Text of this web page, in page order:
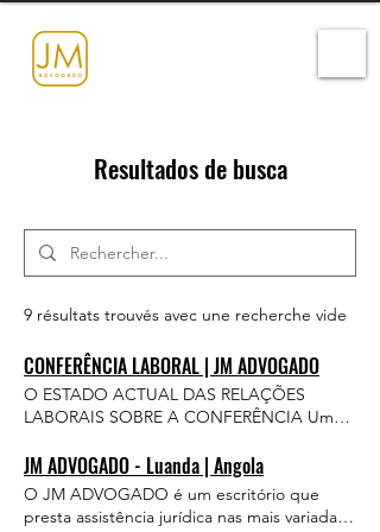
Resultados de busca
9 résultats trouvés avec une recherche vide
CONFERÊNCIA LABORAL | JM ADVOGADO
O ESTADO ACTUAL DAS RELAÇÕES
LABORAIS SOBRE A CONFERÊNCIA Um
Trabalho e, aproximadamente, em relação
ao Código de Processo do Trabalho, é
possível constatarmos lacunas, imprecisões
JM ADVOGADO - Luanda | Angola
O JM ADVOGADO é um escritório que
presta assistência jurídica nas mais variadas